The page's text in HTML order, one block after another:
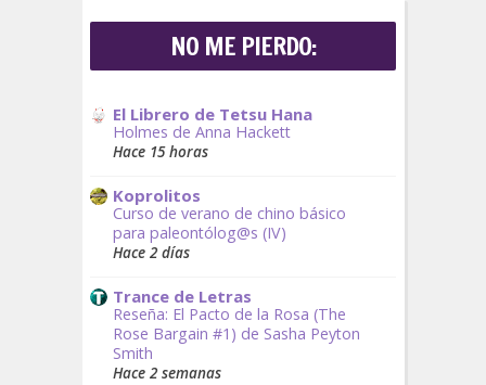
NO ME PIERDO:
El Librero de Tetsu Hana
Holmes de Anna Hackett
Hace 15 horas
Koprolitos
Curso de verano de chino básico
para paleontólog@s (IV)
Hace 2 días
Trance de Letras
Reseña: El Pacto de la Rosa (The
Rose Bargain #1) de Sasha Peyton
Smith
Hace 2 semanas